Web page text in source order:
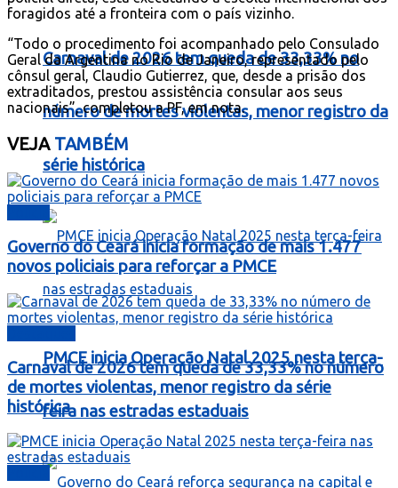
Carnaval de 2026 tem queda de 33,33% no
número de mortes violentas, menor registro da
série histórica
PMCE inicia Operação Natal 2025 nesta terça-
feira nas estradas estaduais
foragidos até a fronteira com o país vizinho.
“Todo o procedimento foi acompanhado pelo Consulado
Geral da Argentina no Rio de Janeiro, representado pelo
cônsul geral, Claudio Gutierrez, que, desde a prisão dos
extraditados, prestou assistência consular aos seus
nacionais”, completou a PF, em nota.
VEJATAMBÉM
Governo do Ceará inicia formação de mais 1.477
novos policiais para reforçar a PMCE
Carnaval de 2026 tem queda de 33,33% no número
de mortes violentas, menor registro da série
histórica